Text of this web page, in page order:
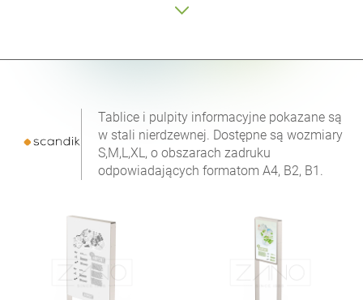
Tablice i pulpity informacyjne pokazane są
w stali nierdzewnej. Dostępne są wozmiary
S,M,L,XL, o obszarach zadruku
odpowiadających formatom A4, B2, B1.